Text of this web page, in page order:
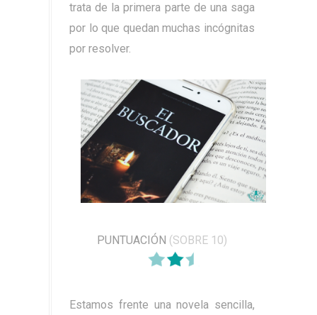
trata de la primera parte de una saga
por lo que quedan muchas incógnitas
por resolver.
PUNTUACIÓN (SOBRE 10)
Estamos frente una novela sencilla,